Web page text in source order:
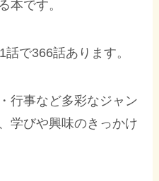
本です。
で366話あります。
行事など多彩なジャン
学びや興味のきっかけ